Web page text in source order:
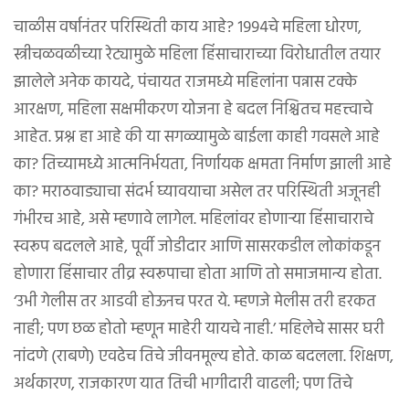
चाळीस वर्षानंतर परिस्थिती काय आहे? १९९४चे महिला धोरण,
स्त्रीचळवळीच्या रेट्यामुळे महिला हिंसाचाराच्या विरोधातील तयार
झालेले अनेक कायदे, पंचायत राजमध्ये महिलांना पन्नास टक्के
आरक्षण, महिला सक्षमीकरण योजना हे बदल निश्चितच महत्त्वाचे
आहेत. प्रश्न हा आहे की या सगळ्यामुळे बाईला काही गवसले आहे
का? तिच्यामध्ये आत्मनिर्भयता, निर्णायक क्षमता निर्माण झाली आहे
का? मराठवाड्याचा संदर्भ घ्यावयाचा असेल तर परिस्थिती अजूनही
गंभीरच आहे, असे म्हणावे लागेल. महिलांवर होणाऱ्या हिंसाचाराचे
स्वरूप बदलले आहे, पूर्वी जोडीदार आणि सासरकडील लोकांकडून
होणारा हिंसाचार तीव्र स्वरूपाचा होता आणि तो समाजमान्य होता.
‘उभी गेलीस तर आडवी होऊनच परत ये. म्हणजे मेलीस तरी हरकत
नाही; पण छळ होतो म्हणून माहेरी यायचे नाही.’ महिलेचे सासर घरी
नांदणे (राबणे) एवढेच तिचे जीवनमूल्य होते. काळ बदलला. शिक्षण,
अर्थकारण, राजकारण यात तिची भागीदारी वाढली; पण तिचे